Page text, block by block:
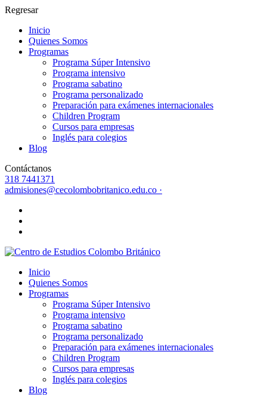
Regresar
Inicio
Quienes Somos
Programas
Programa Súper Intensivo
Programa intensivo
Programa sabatino
Programa personalizado
Preparación para exámenes internacionales
Children Program
Cursos para empresas
Inglés para colegios
Blog
Contáctanos
318 7441371
admisiones@cecolombobritanico.edu.co ·
Inicio
Quienes Somos
Programas
Programa Súper Intensivo
Programa intensivo
Programa sabatino
Programa personalizado
Preparación para exámenes internacionales
Children Program
Cursos para empresas
Inglés para colegios
Blog